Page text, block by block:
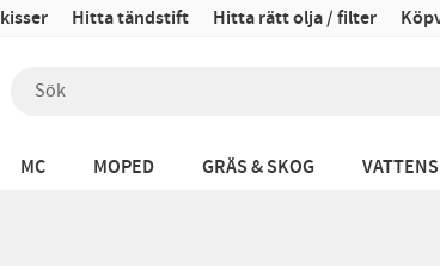
Hitta tändstift Hitta rätt olja / filter
MC MOPED GRÄS & SKOG